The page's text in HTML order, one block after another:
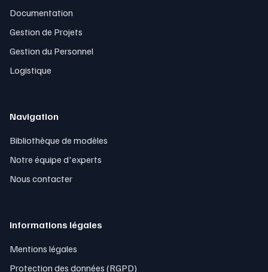
Documentation
Gestion de Projets
Gestion du Personnel
Logistique
Navigation
Bibliothèque de modèles
Notre équipe d'experts
Nous contacter
Informations légales
Mentions légales
Protection des données (RGPD)